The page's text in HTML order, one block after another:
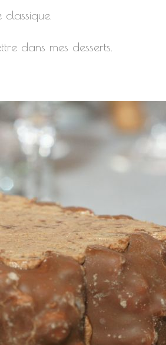
dans mes desserts.